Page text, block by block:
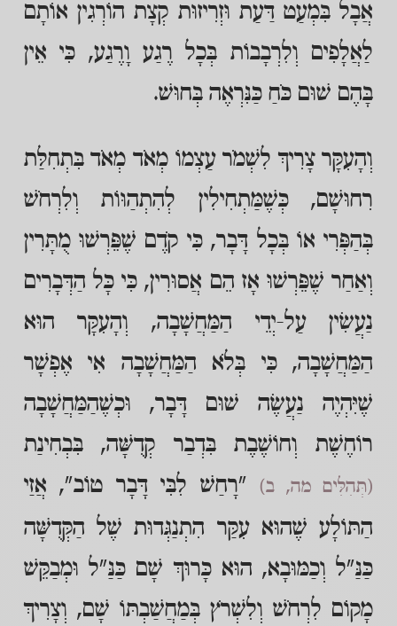
אֲבָל בִּמְעַט דַּעַת וּזְרִיזוּת קְצָת הוֹרְגִין אוֹתָם
לַאֲלָפִים וְלִרְבָבוֹת בְּכָל רֶגַע וָרֶגַע, כִּי אֵין
בָּהֶם שׁוּם כֹּחַ כַּנִּרְאֶה בְּחוּשׁ.
וְהָעִקָּר צָרִיךְ לִשְׁמֹר עַצְמוֹ מְאֹד מְאֹד בִּתְחִלַּת
רִחוּשָׁם, כְּשֶׁמַּתְחִילִין לְהִתְהַוּוֹת וְלִרְחֹשׁ
בְּהַפְּרִי אוֹ בְּכָל דָּבָר, כִּי קֹדֶם שֶׁפֵּרְשׁוּ מֻתָּרִין
וְאַחַר שֶׁפֵּרְשׁוּ אָז הֵם אֲסוּרִין, כִּי כָּל הַדְּבָרִים
נַעֲשִׂין עַל-יְדֵי הַמַּחֲשָׁבָה, וְהָעִקָּר הוּא
הַמַּחֲשָׁבָה, כִּי בְּלֹא הַמַּחֲשָׁבָה אִי אֶפְשָׁר
שֶׁיִּהְיֶה נַעֲשֶׂה שׁוּם דָּבָר, וּכְשֶׁהַמַּחֲשָׁבָה
רוֹחֶשֶׁת וְחוֹשֶׁבֶת בִּדְבַר קְדֻשָּׁה, בִּבְחִינַת
(תְּהִלִּים מה, ב) "רָחַשׁ לִבִּי דָּבָר טוֹב", אֲזַי
הַתּוֹלָע שֶׁהוּא עִקַּר הִתְנַגְּדוּת שֶׁל הַקְּדֻשָּׁה
כַּנַּ"ל וְכַמּוּבָא, הוּא כָּרוּךְ שָׁם כַּנַּ"ל וּמְבַקֵּשׁ
מָקוֹם לִרְחֹשׁ וְלִשְׁרֹץ בְּמַחֲשַׁבְתּוֹ שָׁם, וְצָרִיךְ